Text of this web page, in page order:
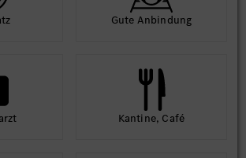
Gute An­bindung
Kantine, Café